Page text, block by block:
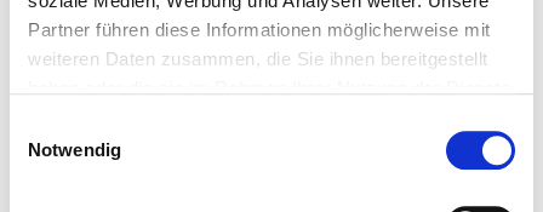
Partner führen diese Informationen möglicherweise mit
weiteren Daten zusammen, die Sie ihnen bereitgestellt
Notwendig